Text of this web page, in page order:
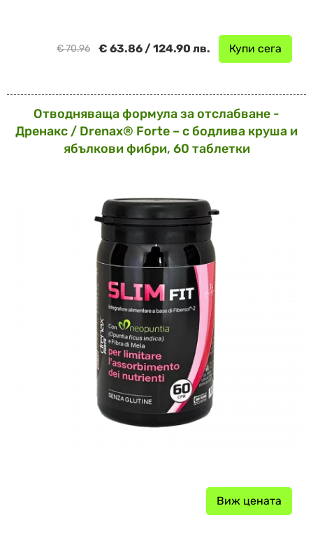
Купи сега
€ 63.86 / 124.90 лв.
€ 70.96
Отводняваща формула за отслабване -
Дренакс / Drenax® Forte – с бодлива круша и
ябълкови фибри, 60 таблетки
Виж цената